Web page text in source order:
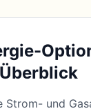
Überblick
Strom- und